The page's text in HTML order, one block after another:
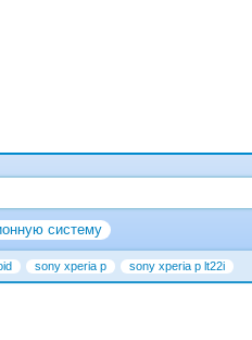
систему
sony xperia p sony xperia p lt22i